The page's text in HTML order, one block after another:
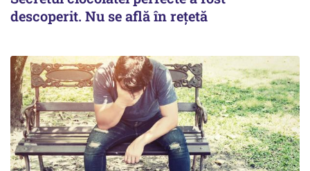
descoperit. Nu se află în rețetă